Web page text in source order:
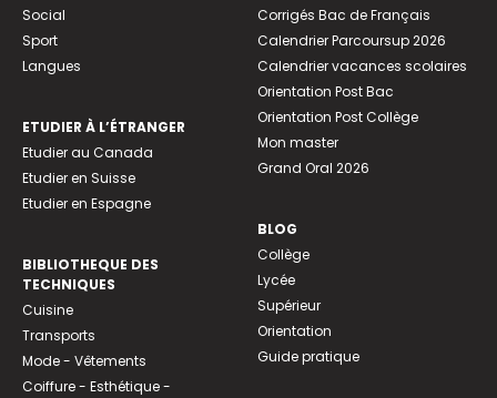
Social
Sport
Langues
ETUDIER À L’ÉTRANGER
Etudier au Canada
Etudier en Suisse
Etudier en Espagne
BIBLIOTHEQUE DES
TECHNIQUES
Cuisine
Transports
Mode - Vêtements
Coiffure - Esthétique -
Corrigés Bac de Français
Calendrier Parcoursup 2026
Calendrier vacances scolaires
Orientation Post Bac
Orientation Post Collège
Mon master
Grand Oral 2026
BLOG
Collège
Lycée
Supérieur
Orientation
Guide pratique